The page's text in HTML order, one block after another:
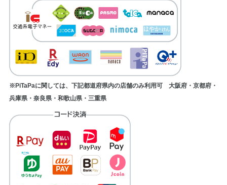
※PiTaPaに関しては、下記都道府県内の店舗のみ利用可 大阪府・京都府・
兵庫県・奈良県・和歌山県・三重県